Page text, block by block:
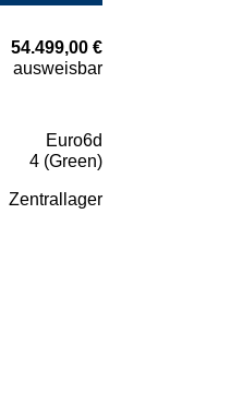
54.499,00 €
ausweisbar
Euro6d
4 (Green)
Zentrallager